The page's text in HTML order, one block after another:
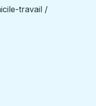
travail /